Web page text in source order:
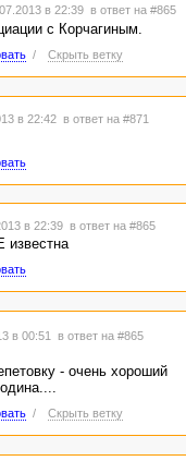
в 22:39 в ответ на #865
с Корчагиным.
/ Скрыть ветку
в 22:42 в ответ на #871
в 22:39 в ответ на #865
известна
в 00:51 в ответ на #865
- очень хороший
/ Скрыть ветку